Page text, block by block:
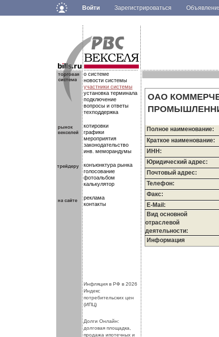
Войти Зарегистрироваться
.
.о системе
новости системы
участники системы
установка терминала
подключение
вопросы и ответы
техподдержка
котировки
графики
мероприятия
законодательство
инв. меморандумы
конъюнктура рынка
голосование
фотоальбом
калькулятор
реклама
контакты
.
ОАО
Полное наименование:
Краткое наименование:
ИНН:
Юридический адрес:
Почтовый адрес:
Телефон:
Факс:
E-Mail:
Вид основной
отраслевой
деятельности:
Информация
.Инфляция в РФ в 2026
Индекс
потребительских цен
(ИПЦ)
Долги Онлайн:
долговая площадка,
продажа ипотечных и
.